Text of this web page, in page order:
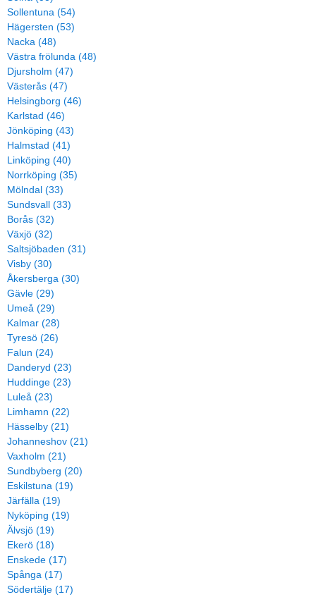
Sollentuna (54)
Hägersten (53)
Nacka (48)
Västra frölunda (48)
Djursholm (47)
Västerås (47)
Helsingborg (46)
Karlstad (46)
Jönköping (43)
Halmstad (41)
Linköping (40)
Norrköping (35)
Mölndal (33)
Sundsvall (33)
Borås (32)
Växjö (32)
Saltsjöbaden (31)
Visby (30)
Åkersberga (30)
Gävle (29)
Umeå (29)
Kalmar (28)
Tyresö (26)
Falun (24)
Danderyd (23)
Huddinge (23)
Luleå (23)
Limhamn (22)
Hässelby (21)
Johanneshov (21)
Vaxholm (21)
Sundbyberg (20)
Eskilstuna (19)
Järfälla (19)
Nyköping (19)
Älvsjö (19)
Ekerö (18)
Enskede (17)
Spånga (17)
Södertälje (17)